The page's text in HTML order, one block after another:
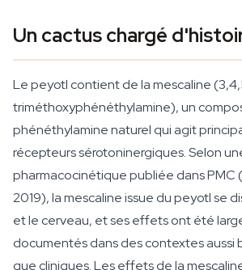
Un cactus chargé
Le peyotl contient de la mescaline
triméthoxyphénéthylamine), un
phénéthylamine naturel qui agit
récepteurs sérotoninergiques. Selon
pharmacocinétique publiée dans PMC
2019), la mescaline issue du peyotl se
et le cerveau, et ses effets ont été
documentés dans des contextes aussi
que cliniques. Les effets de la